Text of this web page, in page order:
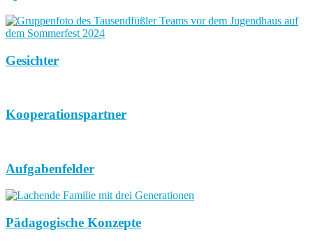
Gesichter
Kooperationspartner
Aufgabenfelder
Pädagogische Konzepte